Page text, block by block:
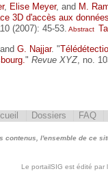
, Elise Meyer, and M.
3D d'accès aux
(2007): 45-53. Abstract
G. Najjar. "
" Revue XYZ, no.
Dossiers FAQ
contenus, l'ensemble de ce
Le portailSIG est édité par